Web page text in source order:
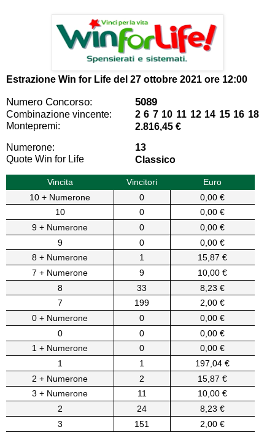
Estrazione Win for Life del 27 ottobre 2021 ore 12:00
Numero Concorso: 5089
Combinazione vincente:
2 6 7 10 11 12 14 15 16 18
Montepremi:
2.816,45 €
Numerone:
13
Quote Win for Life
Classico
Vincita Vincitori
Euro
10 + Numerone
0
0,00 €
10
0
0,00 €
9 + Numerone
0
0,00 €
9
0
0,00 €
8 + Numerone
1
15,87 €
7 + Numerone
9
10,00 €
8
33
8,23 €
7
199
2,00 €
0 + Numerone
0
0,00 €
0
0
0,00 €
1 + Numerone
0
0,00 €
1
1
197,04 €
2 + Numerone
2
15,87 €
3 + Numerone
11
10,00 €
2
24
8,23 €
3
151 2,00 €